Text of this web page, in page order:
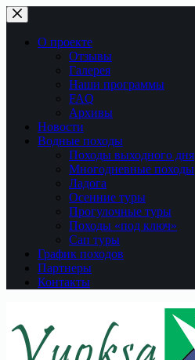
Перейти
к
сути
О проекте
Отзывы
Галерея
Наши программы
FAQ
Архивы
Новости
Водные походы
Походы выходного дня
Многодневные походы
Ладога
Осенние туры
Прогулочные туры
Походы «под ключ»
Сап туры
График походов
Партнеры
Контакты